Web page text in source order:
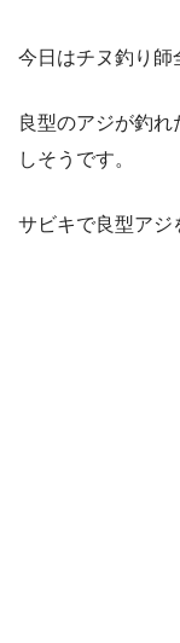
今日はチヌ釣り師
良型のアジが釣
しそうです。
サビキで良型アジ